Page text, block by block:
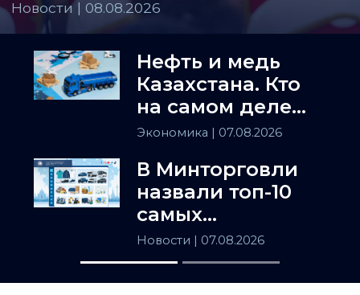
Новости | 08.08.2026
Нефть и медь
Казахстана. Кто
на самом деле
держит
Азию
Экономика | 07.08.2026
В Минторговли
назвали топ-10
самых
популярных
товаров в
Казахстане
Новости | 07.08.2026